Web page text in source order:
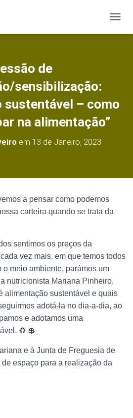
L
N
de
sensibilização:
sustentável – como
na alimentação”
em 13 de Janeiro, 2023
a pensar como podemos
carteira quando se trata da
sentimos os preços da
vez mais, em que temos todos
o meio ambiente, parámos um
nutricionista Mariana Pinheiro,
alimentação sustentável e quais
adotá-la no dia-a-dia, ao
e adotamos uma
♻️ 💲
e à Junta de Freguesia de
espaço para a realização da